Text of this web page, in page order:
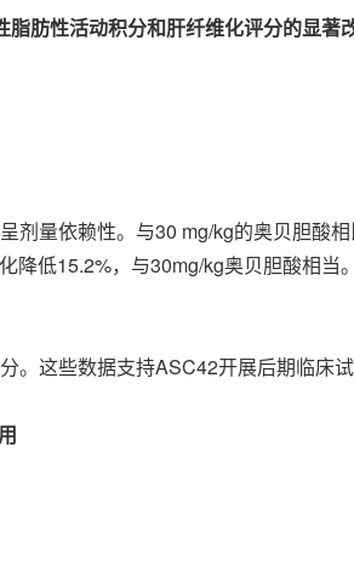
肪性活动积分和肝纤维化评分的显著
剂量依赖性。与30 mg/kg的奥贝胆酸
降低15.2%，与30mg/kg奥贝胆酸相当
这些数据支持ASC42开展后期临床试